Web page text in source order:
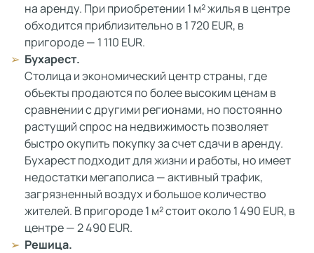
на аренду. При приобретении 1 м² жилья в центре
обходится приблизительно в 1 720 EUR, в
пригороде — 1 110 EUR.
Бухарест.
Столица и экономический центр страны, где
объекты продаются по более высоким ценам в
сравнении с другими регионами, но постоянно
растущий спрос на недвижимость позволяет
быстро окупить покупку за счет сдачи в аренду.
Бухарест подходит для жизни и работы, но имеет
недостатки мегаполиса — активный трафик,
загрязненный воздух и большое количество
жителей. В пригороде 1 м² стоит около 1 490 EUR, в
центре — 2 490 EUR.
Решица.